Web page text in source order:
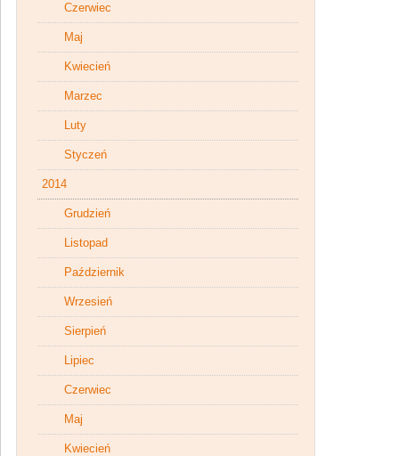
Czerwiec
Maj
Kwiecień
Marzec
Luty
Styczeń
2014
Grudzień
Listopad
Październik
Wrzesień
Sierpień
Lipiec
Czerwiec
Maj
Kwiecień